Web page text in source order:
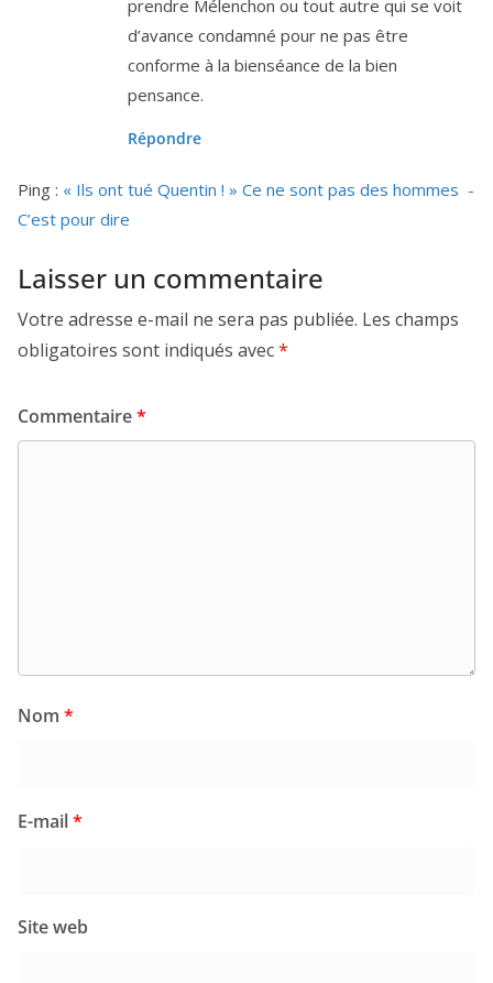
prendre Mélenchon ou tout autre qui se voit
d’a­vance condam­né pour ne pas être
conforme à la bien­séance de la bien
pensance.
Répondre
Ping : « Ils ont tué Quentin ! » Ce ne sont pas des hommes -
C’est pour dire
Laisser un commentaire
Votre adresse e-mail ne sera pas publiée. Les champs
obligatoires sont indiqués avec*
Commentaire*
Nom *
E-mail*
Site web